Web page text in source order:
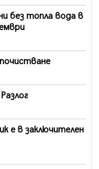
без топла вода в
е в заключителен